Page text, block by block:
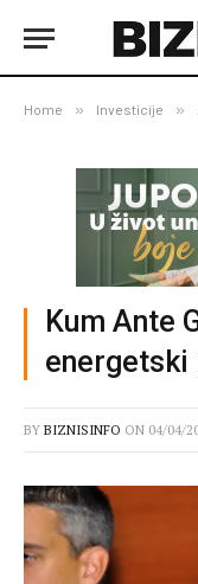
Home » Investicije »
Kum Ante
energetski
BY BIZNISINFO ON 04/04/